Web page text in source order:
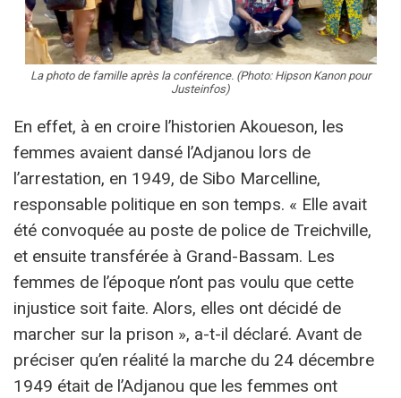
La photo de famille après la conférence. (Photo: Hipson Kanon pour
Justeinfos)
En effet, à en croire l’historien Akoueson, les
femmes avaient dansé l’Adjanou lors de
l’arrestation, en 1949, de Sibo Marcelline,
responsable politique en son temps. « Elle avait
été convoquée au poste de police de Treichville,
et ensuite transférée à Grand-Bassam. Les
femmes de l’époque n’ont pas voulu que cette
injustice soit faite. Alors, elles ont décidé de
marcher sur la prison », a-t-il déclaré. Avant de
préciser qu’en réalité la marche du 24 décembre
1949 était de l’Adjanou que les femmes ont